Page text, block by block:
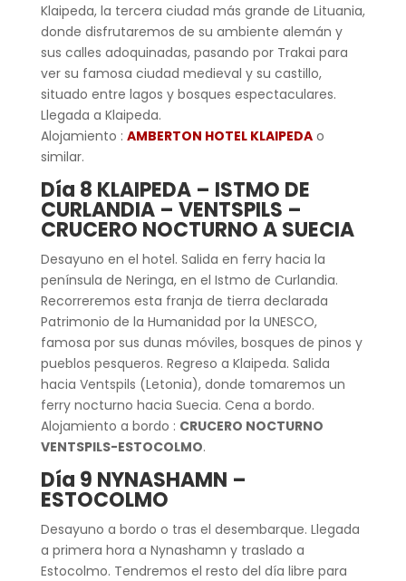
Klaipeda, la tercera ciudad más grande de Lituania,
donde disfrutaremos de su ambiente alemán y
sus calles adoquinadas, pasando por Trakai para
ver su famosa ciudad medieval y su castillo,
situado entre lagos y bosques espectaculares.
Llegada a Klaipeda.
Alojamiento : AMBERTON HOTEL KLAIPEDAo
similar.
Día 8 KLAIPEDA – ISTMO DE
CURLANDIA – VENTSPILS –
CRUCERO NOCTURNO A SUECIA
Desayuno en el hotel. Salida en ferry hacia la
península de Neringa, en el Istmo de Curlandia.
Recorreremos esta franja de tierra declarada
Patrimonio de la Humanidad por la UNESCO,
famosa por sus dunas móviles, bosques de pinos y
pueblos pesqueros. Regreso a Klaipeda. Salida
hacia Ventspils (Letonia), donde tomaremos un
ferry nocturno hacia Suecia. Cena a bordo.
Alojamiento a bordo : CRUCERO NOCTURNO
VENTSPILS-ESTOCOLMO.
Día 9 NYNASHAMN –
ESTOCOLMO
Desayuno a bordo o tras el desembarque. Llegada
a primera hora a Nynashamn y traslado a
Estocolmo. Tendremos el resto del día libre para